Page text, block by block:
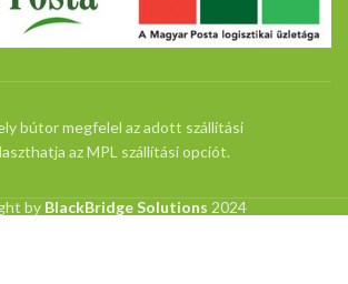
bútor megfelel az adott szállítási
az MPL szállítási opciót.
by BlackBridge Solutions 2024